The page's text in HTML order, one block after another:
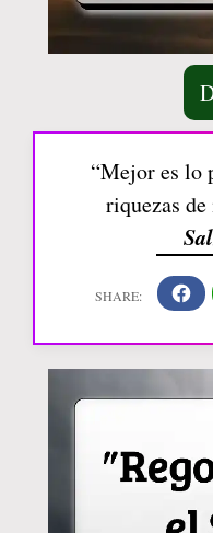
“Mejor es lo
riquezas de